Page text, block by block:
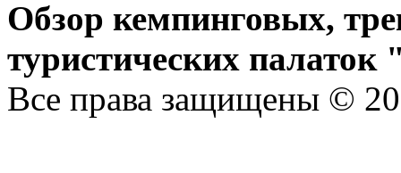
Обзор кемпинговых,
туристических
Все права защищены ©